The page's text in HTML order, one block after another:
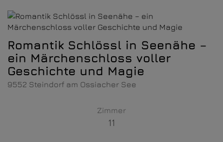
Romantik Schlössl in Seenähe –
ein Märchenschloss voller
Geschichte und Magie
9552 Steindorf am Ossiacher See
Zimmer
11